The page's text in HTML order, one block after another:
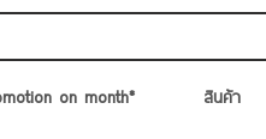
on month* สินค้า